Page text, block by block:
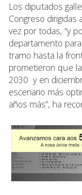
Los diputados
Congreso
vez por todas, “y
departamento
tramo hasta la
prometieron que
2030 y en
escenario más
años más”, ha